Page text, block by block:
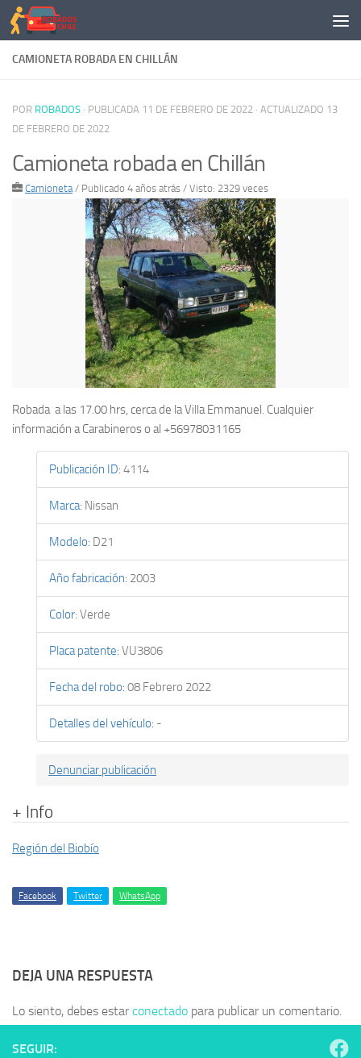
Saltar al contenido
CAMIONETA ROBADA EN CHILLÁN
POR ROBADOS · PUBLICADA 11 DE FEBRERO DE 2022 · ACTUALIZADO 13
DE FEBRERO DE 2022
Camioneta robada en Chillán
Camioneta/ Publicado 4 años atrás / Visto: 2329 veces
Robada a las 17.00 hrs, cerca de la Villa Emmanuel. Cualquier
información a Carabineros o al +56978031165
Publicación ID: 4114
Marca: Nissan
Modelo: D21
Año fabricación: 2003
Color: Verde
Placa patente: VU3806
Fecha del robo: 08 Febrero 2022
Detalles del vehículo: -
Denunciar publicación
+ Info
Región del Biobío
Facebook Twitter WhatsApp
DEJA UNA RESPUESTA
Lo siento, debes estarconectado para publicar un comentario.
SEGUIR: